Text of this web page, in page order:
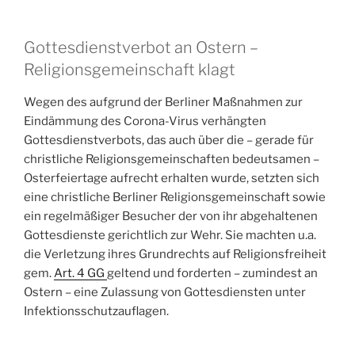
Gottesdienstverbot an Ostern –
Religionsgemeinschaft klagt
Wegen des aufgrund der Berliner Maßnahmen zur
Eindämmung des Corona-Virus verhängten
Gottesdienstverbots, das auch über die – gerade für
christliche Religionsgemeinschaften bedeutsamen –
Osterfeiertage aufrecht erhalten wurde, setzten sich
eine christliche Berliner Religionsgemeinschaft sowie
ein regelmäßiger Besucher der von ihr abgehaltenen
Gottesdienste gerichtlich zur Wehr. Sie machten u.a.
die Verletzung ihres Grundrechts auf Religionsfreiheit
gem.Art. 4 GG geltend und forderten – zumindest an
Ostern – eine Zulassung von Gottesdiensten unter
Infektionsschutzauflagen.